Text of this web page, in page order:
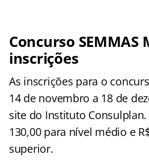
Concurso SEMMAS
inscrições
As inscrições para o
14 de novembro a 18 de
site do Instituto Consulplan.
130,00 para nível médio e
superior.